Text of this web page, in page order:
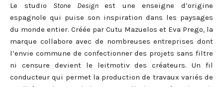
Le studio Stone Designest une enseigne d’origine
espagnole qui puise son inspiration dans les paysages
du monde entier. Créée par Cutu Mazuelos et Eva Prego, la
marque collabore avec de nombreuses entreprises dont
l’envie commune de confectionner des projets sans filtre
ni censure devient le leitmotiv des créateurs. Un fil
conducteur qui permet la production de travaux variés de